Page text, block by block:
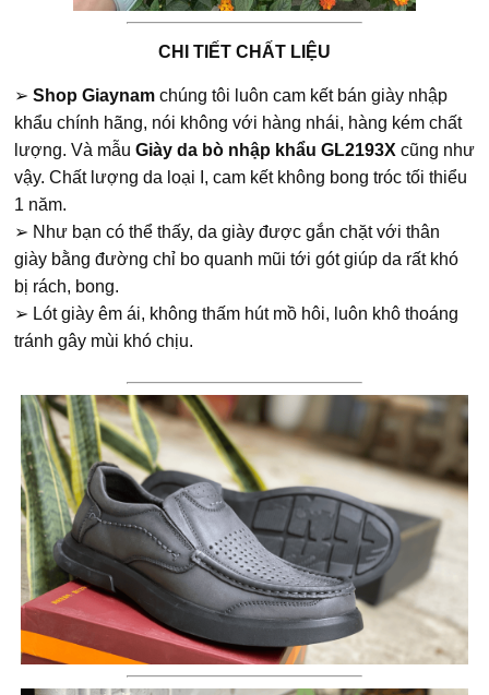
CHI TIẾT CHẤT LIỆU
➢ Shop Giaynam chúng tôi luôn cam kết bán giày nhập
khẩu chính hãng, nói không với hàng nhái, hàng kém chất
lượng. Và mẫu Giày da bò nhập khẩu GL2193X cũng như
vậy. Chất lượng da loại I, cam kết không bong tróc tối thiểu
1 năm.
➢ Như bạn có thể thấy, da giày được gắn chặt với thân
giày bằng đường chỉ bo quanh mũi tới gót giúp da rất khó
bị rách, bong.
➢ Lót giày êm ái, không thấm hút mồ hôi, luôn khô thoáng
tránh gây mùi khó chịu.